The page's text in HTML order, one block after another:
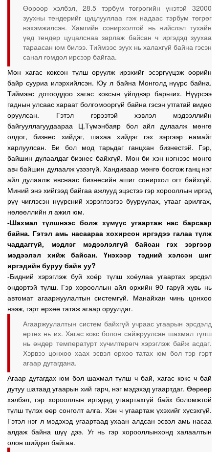
Өөрөөр хэлбэл, 28.5 тэрбум төгрөгийн үнэтэй 32000
зуухны тендерийг цуцлууллаа гэж надаас тэрбум төгрөг
нэхэмжилсэн. Хамгийн сонирхолтой нь нийслэл тухайн
үед тендер цуцалснаа зарлаж байсан ч иргэдэд зуухаа
тараасан юм билээ. Тиймээс зуух нь халахгүй байна гэсэн
санал гомдол ирсээр байгаа.
Мөн хагас коксон түлш оруулж ирэхийг эсэргүүцэж өөрийн
байр сууриа илэрхийлсэн. Юу л байна Монголд нүүрс байна.
Тиймээс дотооддоо хагас коксын үйлдвэр барьчих. Нүүрсээ
гаднын улсаас хараат болгомооргүй байна гэсэн утгатай видео
оруулсан. Гэтэл гэрээтэй хэвлэл мэдээллийн
байгууллагуудаараа Ц.Түмэнбаяр бол айл дулаалж мөнгө
олдог, бизнес хийдэг, шахаа хийдэг гэх зэргээр намайг
харлуулсан. Би бол мод тарьдаг ганцхан бизнестэй. Гэр,
байшин дулаалдаг бизнес байхгүй. Мөн би хэн нэгнээс мөнгө
авч байшин дулаалж үзээгүй. Хандиваар мөнгө босгож ганц нэг
айл дулаалж явснаас бизнесийн ашиг сонирхол огт байхгүй.
Миний энэ хийгээд байгаа ажлууд эцэстээ гэр хорооллын иргэд
рүү чиглэсэн нүүрсний хэрэглээгээ бууруулах, утааг арилгах,
нөлөөллийн л ажил юм.
-Шахмал түлшнээс болж хүмүүс угаартаж нас барсаар
байна. Гэтэл амь насаараа хохирсон иргэдээ галаа түлж
чаддаггүй, мэдлэг мэдээлэлгүй байсан гэх зэргээр
мэдээлэл хийж байсан. Үнэхээр тэдний хэлсэн шиг
иргэдийн буруу байв уу?
-Бидний хэрэглэж буй хоёр түлш хоёулаа угаартах эрсдэл
өндөртэй түлш. Гэр хорооллын айл өрхийн 90 гаруй хувь нь
автомат агааржуулалтын системгүй. Манайхан чинь цонхоо
нээж, гэрт өрхөө татаж агаар оруулдаг.
Агааржуулалтын систем байхгүй учраас угаарын эрсдэлд
өртөх нь их. Хагас кокс болон сайжруулсан шахмал түлш
нь өндөр температурт хүчилтөрөгч хэрэглэж байж асдаг.
Хэрвээ цонхоо хаах эсвэл өрхөө татах юм бол тэр гэрт
агаар дутагдана.
Агаар дутагдах юм бол шахмал түлш ч бай, хагас кокс ч бай
дутуу шатаад угаарын хий гарч, нэг мэдэхэд угаартдаг. Өөрөөр
хэлбэл, гэр хорооллын иргэдэд угаартахгүй байх боломжтой
түлш түлэх өөр сонголт алга. Хэн ч угаартаж үхэхийг хүсэхгүй.
Гэтэл нэг л мэдэхэд угаартаад ухаан алдсан эсвэл амь насаа
алдаж байна шүү дээ. Уг нь гэр хорооллынхонд халаалтын
олон шийдэл байгаа.